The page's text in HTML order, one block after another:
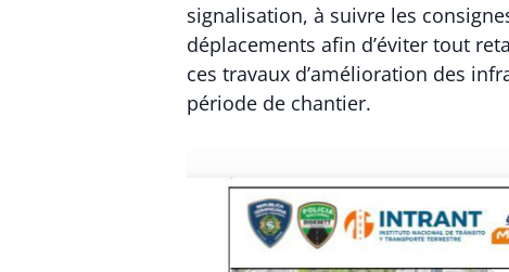
signalisation, à suivre les
déplacements afin d’éviter tout
ces travaux d’amélioration des
période de chantier.